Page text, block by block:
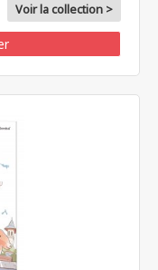
Voir la collection >